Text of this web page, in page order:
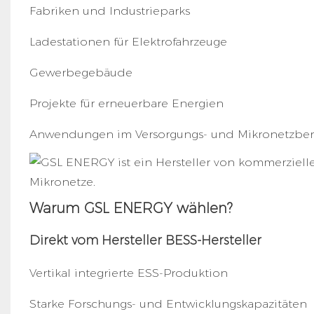
Fabriken und Industrieparks
Ladestationen für Elektrofahrzeuge
Gewerbegebäude
Projekte für erneuerbare Energien
Anwendungen im Versorgungs- und
Warum GSL ENERGY wählen?
Direkt vom HerstellerBESS-Hersteller
Vertikal integrierte ESS-Produktion
Starke Forschungs- und Entwicklungskapazitäten